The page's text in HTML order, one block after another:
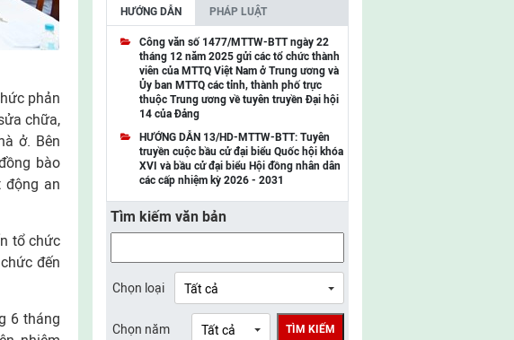
phản
chữa,
ở. Bên
bào
động an
tổ chức
đến
6 tháng
UBMTTQ Việt Nam tỉnh Cao Bằng
UBMTTQ Việt Nam tỉnh Lạng Sơn
UBMTTQ Việt Nam tỉnh Lai Châu
UBMTTQ Việt Nam tỉnh Điện Biên
UBMTTQ Việt Nam tỉnh Sơn La
UBMTTQ Việt Nam tỉnh Thanh Hóa
UBMTTQ Việt Nam tỉnh Nghệ An
UBMTTQ Việt Nam tỉnh Lào Cai
HƯỚNG DẪN PHÁP LUẬT
Công văn số 1477/MTTW-BTT ngày 22
tháng 12 năm 2025 gửi các tổ chức thành
viên của MTTQ Việt Nam ở Trung ương và
Ủy ban MTTQ các tỉnh, thành phố trực
thuộc Trung ương về tuyên truyền Đại hội
14 của Đảng
HƯỚNG DẪN 13/HD-MTTW-BTT: Tuyên
truyền cuộc bầu cử đại biểu Quốc hội khóa
XVI và bầu cử đại biểu Hội đồng nhân dân
các cấp nhiệm kỳ 2026 - 2031
Tìm kiếm văn bản
Chọn loại
Chọn năm TÌM KIẾM